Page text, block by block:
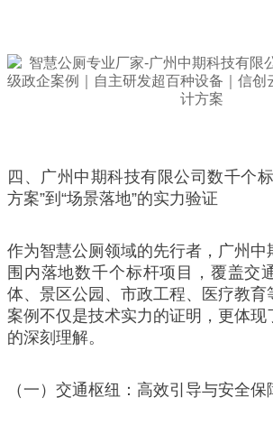
四、广州中期科技有限公司数千个
方案”到“场景落地”的实力验证
作为智慧公厕领域的先行者，广州中
围内落地数千个标杆项目，覆盖交
体、景区公园、市政工程、医疗教育
案例不仅是技术实力的证明，更体现
的深刻理解。
（一）交通枢纽：高效引导与安全保